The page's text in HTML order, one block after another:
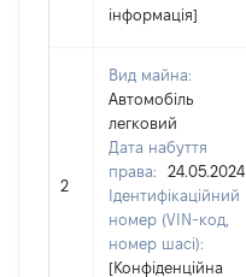
інформація]
2
Вид майна:
Автомобіль
легковий
Дата набуття
права:
24.05.2024
Ідентифікаційний
номер (VIN-код,
номер шасі):
[Конфіденційна